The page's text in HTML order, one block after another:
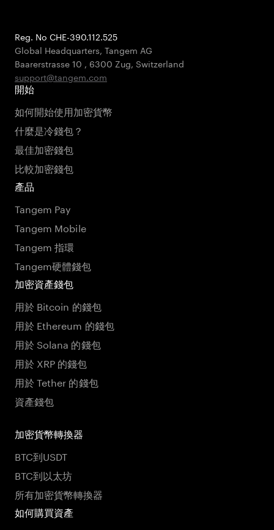
Reg. No CHE-390.112.525
Global Headquarters, Tangem AG
Baarerstrasse 10 , 6300 Zug, Switzerland
support@tangem.com
開始
如何開始使用加密貨幣
什麼是冷錢包？
最佳加密錢包
比較加密錢包
產品
Tangem Pay
Tangem Mobile
Tangem 指環
Tangem硬體錢包
加密資產錢包
用於 Bitcoin 的錢包
用於 Ethereum 的錢包
用於 Solana 的錢包
用於 XRP 的錢包
用於 Tether 的錢包
資產錢包
加密貨幣轉換器
BTC到USDT
BTC到以太坊
所有加密貨幣轉換器
如何購買資產